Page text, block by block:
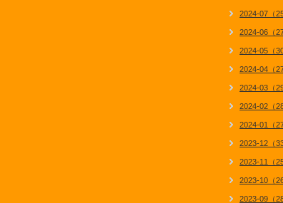
2024-07（25
2024-06（27
2024-05（30
2024-04（27
2024-03（29
2024-02（28
2024-01（27
2023-12（33
2023-11（25
2023-10（26
2023-09（28